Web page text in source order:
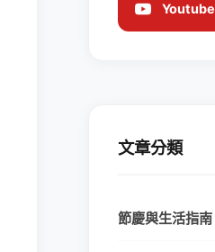
Youtube
文章分類
節慶與生活指南